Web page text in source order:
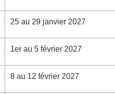
25 au 29 janvier 2027
1er au 5 février 2027
8 au 12 février 2027